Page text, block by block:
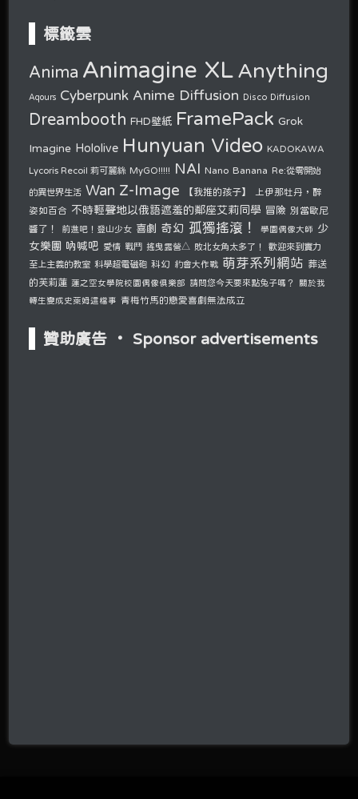
標籤雲
Anima Animagine XL Anything
Aqours Cyberpunk Anime Diffusion Disco Diffusion
Dreambooth FHD壁紙 FramePack Grok
Imagine Hololive Hunyuan Video KADOKAWA
Lycoris Recoil 莉可麗絲 MyGO!!!!! NAI Nano Banana Re:從零開始
的異世界生活 Wan Z-Image 【我推的孩子】 上伊那牡丹，醉
姿如百合 不時輕聲地以俄語遮羞的鄰座艾莉同學 冒險 別當歐尼
醬了！ 前進吧！登山少女 喜劇 奇幻 孤獨搖滾！ 學園偶像大師
少
女樂團 吶喊吧
愛情 戰鬥 搖曳露營△ 敗北女角太多了！
歡迎來到實力
至上主義的教室 科學超電磁砲 科幻 約會大作戰 萌芽系列網站 葬送
的芙莉蓮 蓮之空女學院校園偶像俱樂部 請問您今天要來點兔子嗎？ 關於我
轉生變成史萊姆這檔事 青梅竹馬的戀愛喜劇無法成立
贊助廣告 ‧ Sponsor advertisements